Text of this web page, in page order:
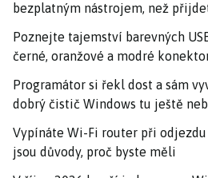
bezplatným nástrojem, než
Poznejte tajemství barevných
černé, oranžové a modré
Programátor si řekl dost a sám
dobrý čistič Windows tu ještě
Vypínáte Wi-Fi router při odjezdu
jsou důvody, proč byste měli